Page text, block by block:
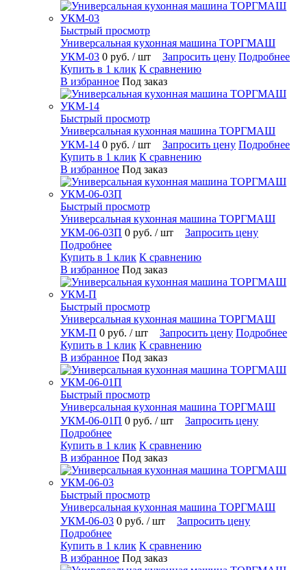
Быстрый просмотр
Универсальная кухонная машина ТОРГМАШ
УКМ-03 0 руб. / шт Запросить цену Подробнее
Купить в 1 клик К сравнению
В избранное Под заказ
Быстрый просмотр
Универсальная кухонная машина ТОРГМАШ
УКМ-14 0 руб. / шт Запросить цену Подробнее
Купить в 1 клик К сравнению
В избранное Под заказ
Быстрый просмотр
Универсальная кухонная машина ТОРГМАШ
УКМ-06-03П 0 руб. / шт
Запросить цену
Подробнее
Купить в 1 клик К сравнению
В избранное Под заказ
Быстрый просмотр
Универсальная кухонная машина ТОРГМАШ
УКМ-П 0 руб. / шт Запросить цену Подробнее
Купить в 1 клик К сравнению
В избранное Под заказ
Быстрый просмотр
Универсальная кухонная машина ТОРГМАШ
УКМ-06-01П 0 руб. / шт
Запросить цену
Подробнее
Купить в 1 клик К сравнению
В избранное Под заказ
Быстрый просмотр
Универсальная кухонная машина ТОРГМАШ
УКМ-06-03 0 руб. / шт
Запросить цену
Подробнее
Купить в 1 клик К сравнению
В избранное Под заказ